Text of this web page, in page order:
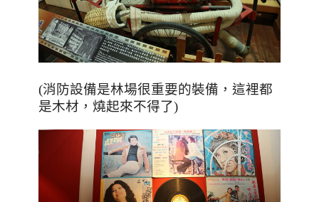
(消防設備是林場很重要的裝備，這裡都
是木材，燒起來不得了)